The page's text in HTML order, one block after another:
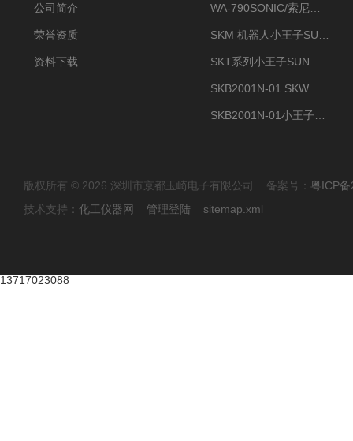
公司简介
荣誉资质
资料下载
版权所有 © 2026 深圳市京都玉崎电子有限公司 备案号： 粤ICP
技术支持： 化工仪器网 管理登陆 sitemap.xml
13717023088